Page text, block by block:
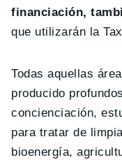
financiación,
que utilizarán la
Todas aquellas
producido
concienciación,
para tratar de
bioenergía,